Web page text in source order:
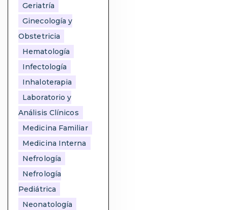
Geriatría
Ginecología y
Obstetricia
Hematología
Infectología
Inhaloterapia
Laboratorio y
Análisis Clínicos
Medicina Familiar
Medicina Interna
Nefrología
Nefrología
Pediátrica
Neonatología